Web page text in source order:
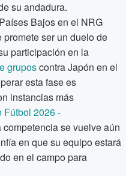
su andadura.
Bajos en el NRG
ser un duelo de
participación en la
gruposcontra Japón en el
esta fase es
instancias más
Fútbol 2026 -
competencia se vuelve aún
en que su equipo estará
en el campo para